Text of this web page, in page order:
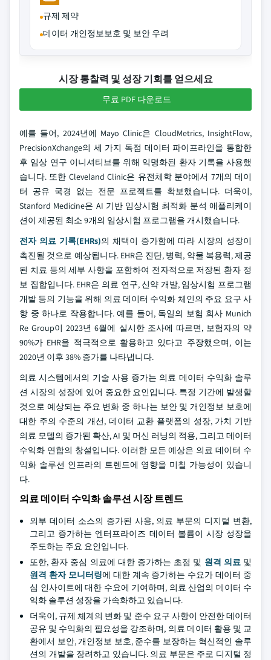
규제 제약
데이터 개인정보보호 및 보안 우려
시장 통찰력 및 성장 기회를 얻으세요
무료 PDF 다운로드
예를 들어, 2024년에 Mayo Clinic은 CloudMetrics, InsightFlow,
PrecisionXchange의 세 가지 독점 데이터 파이프라인을 통합한
후 임상 연구 이니셔티브를 위해 익명화된 환자 기록을 사용했
습니다. 또한 Cleveland Clinic은 유전체학 분야에서 7개의 데이
터 공유 국경 없는 전문 프로젝트를 확보했습니다. 더욱이,
Stanford Medicine은 AI 기반 임상시험 최적화 분석 애플리케이
션이 제공된 최소 9개의 임상시험 프로그램을 개시했습니다.
전자 의료 기록(EHRs)의 채택이 증가함에 따라 시장의 성장이
촉진될 것으로 예상됩니다. EHR은 진단, 병력, 약물 복용력, 제공
된 치료 등의 세부 사항을 포함하여 전자적으로 저장된 환자 정
보 집합입니다. EHR은 의료 연구, 신약 개발, 임상시험 프로그램
개발 등의 기능을 위해 의료 데이터 수익화 체인의 주요 요구 사
항 중 하나로 작용합니다. 예를 들어, 독일의 보험 회사 Munich
Re Group이 2023년 6월에 실시한 조사에 따르면, 보험자의 약
90%가 EHR을 적극적으로 활용하고 있다고 주장했으며, 이는
2020년 이후 38% 증가를 나타냅니다.
의료 시스템에서의 기술 사용 증가는 의료 데이터 수익화 솔루
션 시장의 성장에 있어 중요한 요인입니다. 특정 기간에 발생할
것으로 예상되는 주요 변화 중 하나는 보안 및 개인정보 보호에
대한 주의 수준의 개선, 데이터 교환 플랫폼의 성장, 가치 기반
의료 모델의 증가된 확산, AI 및 머신 러닝의 적용, 그리고 데이터
수익화 연합의 창설입니다. 이러한 모든 예상은 의료 데이터 수
익화 솔루션 인프라의 트렌드에 영향을 미칠 가능성이 있습니
다.
의료 데이터 수익화 솔루션 시장 트렌드
외부 데이터 소스의 증가된 사용, 의료 부문의 디지털 변환,
그리고 증가하는 엔터프라이즈 데이터 볼륨이 시장 성장을
주도하는 주요 요인입니다.
또한, 환자 중심 의료에 대한 증가하는 초점 및 원격 의료및
원격 환자 모니터링에 대한 계속 증가하는 수요가 데이터 중
심 인사이트에 대한 수요에 기여하며, 의료 산업의 데이터 수
익화 솔루션 성장을 가속화하고 있습니다.
더욱이, 규제 체계의 변화 및 준수 요구 사항이 안전한 데이터
공유 및 수익화의 필요성을 강조하며, 의료 데이터 활용 및 교
환에서 보안, 개인정보 보호, 준수를 보장하는 혁신적인 솔루
션의 개발을 장려하고 있습니다. 의료 부문은 주로 디지털 정